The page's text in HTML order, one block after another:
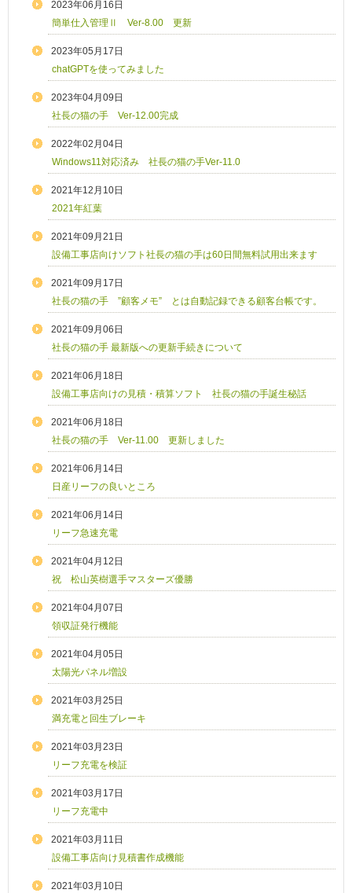
2023年06月16日
簡単仕入管理Ⅱ Ver-8.00 更新
2023年05月17日
chatGPTを使ってみました
2023年04月09日
社長の猫の手 Ver-12.00完成
2022年02月04日
Windows11対応済み 社長の猫の手Ver-11.0
2021年12月10日
2021年紅葉
2021年09月21日
設備工事店向けソフト社長の猫の手は60日間無料試用出来ます
2021年09月17日
社長の猫の手 ”顧客メモ” とは自動記録できる顧客台帳です。
2021年09月06日
社長の猫の手 最新版への更新手続きについて
2021年06月18日
設備工事店向けの見積・積算ソフト 社長の猫の手誕生秘話
2021年06月18日
社長の猫の手 Ver-11.00 更新しました
2021年06月14日
日産リーフの良いところ
2021年06月14日
リーフ急速充電
2021年04月12日
祝 松山英樹選手マスターズ優勝
2021年04月07日
領収証発行機能
2021年04月05日
太陽光パネル増設
2021年03月25日
満充電と回生ブレーキ
2021年03月23日
リーフ充電を検証
2021年03月17日
リーフ充電中
2021年03月11日
設備工事店向け見積書作成機能
2021年03月10日